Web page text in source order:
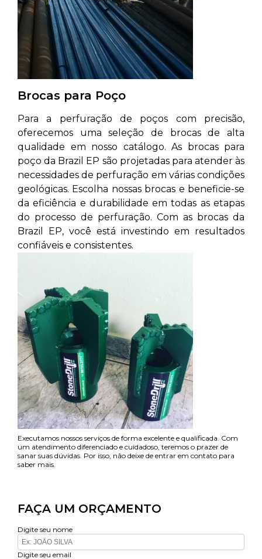
Brocas para Poço
Para a perfuração de poços com precisão,
oferecemos uma seleção de brocas de alta
qualidade em nosso catálogo. As brocas para
poço da Brazil EP são projetadas para atender às
necessidades de perfuração em várias condições
geológicas. Escolha nossas brocas e beneficie-se
da eficiência e durabilidade em todas as etapas
do processo de perfuração. Com as brocas da
Brazil EP, você está investindo em resultados
confiáveis e consistentes.
Executamos nossos serviços de forma excelente e qualificada. Com
um atendimento diferenciado e cuidadoso, teremos o prazer de
sanar suas dúvidas. Por isso, não deixe de entrar em contato para
saber mais.
FAÇA UM ORÇAMENTO
Digite seu nome
Digite seu email